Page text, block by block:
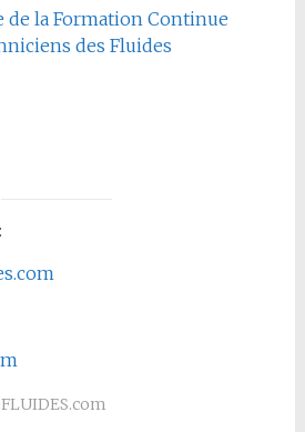
de la Formation Continue
des Fluides